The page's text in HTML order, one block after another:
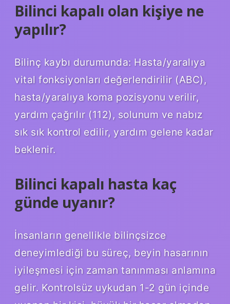
Bilinci kapalı olan kişiye ne
yapılır?
Bilinç kaybı durumunda: Hasta/yaralıya
vital fonksiyonları değerlendirilir (ABC),
hasta/yaralıya koma pozisyonu verilir,
yardım çağrılır (112), solunum ve nabız
sık sık kontrol edilir, yardım gelene kadar
beklenir.
Bilinci kapalı hasta kaç
günde uyanır?
İnsanların genellikle bilinçsizce
deneyimlediği bu süreç, beyin hasarının
iyileşmesi için zaman tanınması anlamına
gelir. Kontrolsüz uykudan 1-2 gün içinde